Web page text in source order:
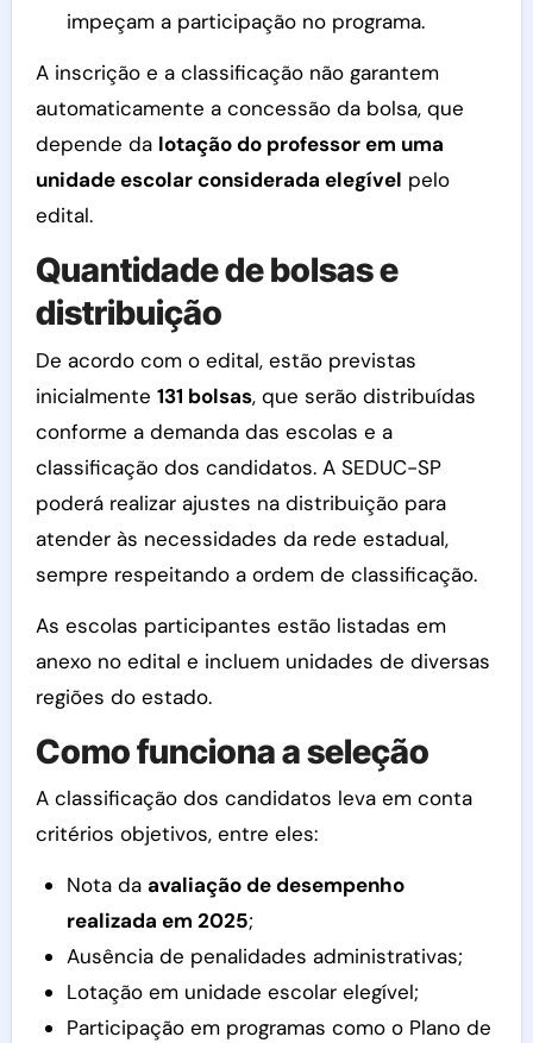
impeçam a participação no programa.
A inscrição e a classificação não garantem
automaticamente a concessão da bolsa, que
depende da lotação do professor em uma
unidade escolar considerada elegível pelo
edital.
Quantidade de bolsas e
distribuição
De acordo com o edital, estão previstas
inicialmente 131 bolsas, que serão distribuídas
conforme a demanda das escolas e a
classificação dos candidatos. A SEDUC-SP
poderá realizar ajustes na distribuição para
atender às necessidades da rede estadual,
sempre respeitando a ordem de classificação.
As escolas participantes estão listadas em
anexo no edital e incluem unidades de diversas
regiões do estado.
Como funciona a seleção
A classificação dos candidatos leva em conta
critérios objetivos, entre eles:
Nota da avaliação de desempenho
realizada em 2025;
Ausência de penalidades administrativas;
Lotação em unidade escolar elegível;
Participação em programas como o Plano de